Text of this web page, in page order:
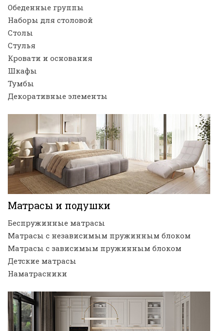
Обеденные группы
Наборы для столовой
Столы
Стулья
Кровати и основания
Шкафы
Тумбы
Декоративные элементы
Матрасы и подушки
Беспружинные матрасы
Матрасы с независимым пружинным блоком
Матрасы с зависимым пружинным блоком
Детские матрасы
Наматрасники